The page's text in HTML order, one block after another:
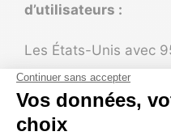
d’utilisateurs :
Les États-Unis avec
Le Japon avec 67,5
L’Inde avec 27,3